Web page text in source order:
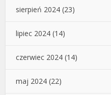
sierpień 2024 (23)
lipiec 2024 (14)
czerwiec 2024 (14)
maj 2024 (22)